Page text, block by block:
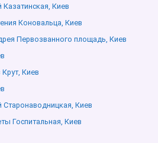
Киев
Коновальца, Киев
Первозванного площадь, Киев
Киев
Старонаводницкая, Киев
Госпитальная, Киев